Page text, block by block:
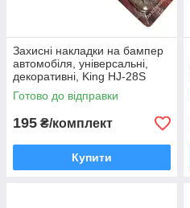
Захисні накладки на бампер
автомобіля, універсальні,
декоративні, King HJ-28S
Готово до відправки
195 ₴/комплект
Купити